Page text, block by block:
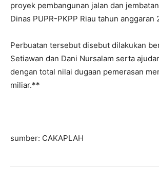
proyek pembangunan jalan dan
Dinas PUPR-PKPP Riau tahun anggaran
Perbuatan tersebut disebut dilakukan
Setiawan dan Dani Nursalam serta
dengan total nilai dugaan pemerasan
miliar.**
sumber: CAKAPLAH